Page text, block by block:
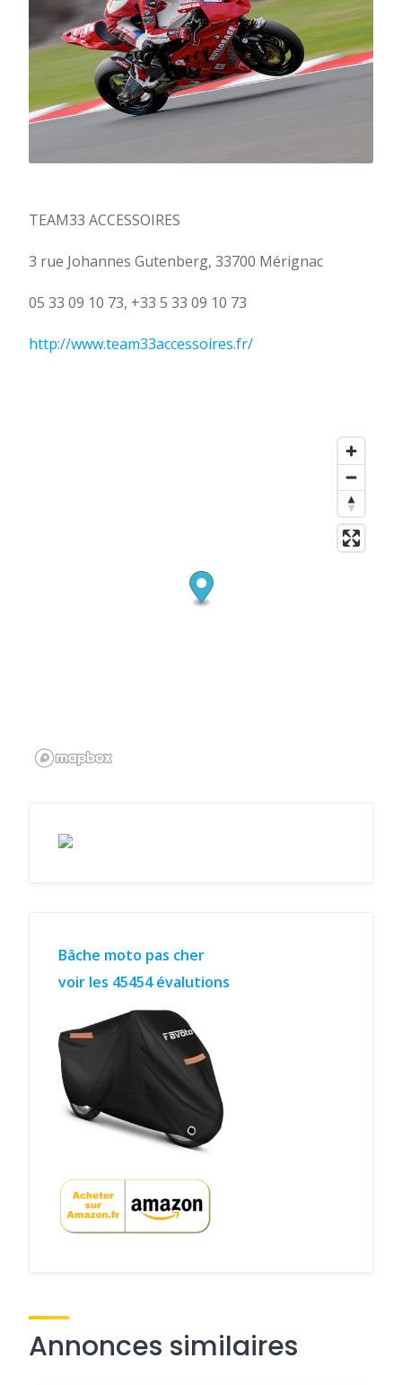
TEAM33 ACCESSOIRES
3 rue Johannes Gutenberg, 33700 Mérignac
05 33 09 10 73, +33 5 33 09 10 73
http://www.team33accessoires.fr/
Bâche moto pas cher
voir les 45454 évalutions
Annonces similaires